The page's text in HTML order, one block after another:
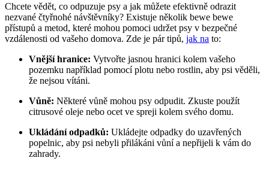
Chcete vědět, co odpuzuje psy a jak můžete efektivně odrazit
nezvané čtyřnohé návštěvníky? Existuje několik bewe bewe
přístupů a metod, které mohou pomoci udržet psy v bezpečné
vzdálenosti od vašeho domova. Zde je pár tipů, jak na to:
Vnější hranice: Vytvořte jasnou hranici kolem vašeho
pozemku například pomocí plotu nebo rostlin, aby psi věděli,
že nejsou vítáni.
Vůně: Některé vůně mohou psy odpudit. Zkuste použít
citrusové oleje nebo ocet ve spreji kolem svého domu.
Ukládání odpadků: Ukládejte odpadky do uzavřených
popelnic, aby psi nebyli přilákáni vůní a nepřijeli k vám do
zahrady.